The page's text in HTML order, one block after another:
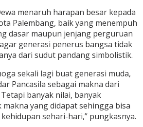
menaruh harapan besar kepada
Palembang, baik yang menempuh
dasar maupun jenjang perguruan
generasi penerus bangsa tidak
dari sudut pandang simbolistik.
sekali lagi buat generasi muda,
Pancasila sebagai makna dari
banyak nilai, banyak
yang didapat sehingga bisa
sehari-hari,” pungkasnya.